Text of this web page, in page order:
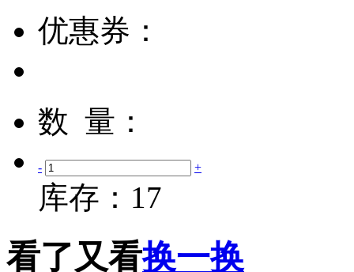
优惠券：
数 量：
- +
库存： 17
看了又看换一换